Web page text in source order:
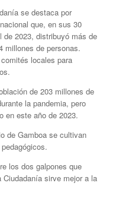
se destaca por
que, en sus 30
2023, distribuyó más de
millones de personas.
locales para
de 203 millones de
la pandemia, pero
en este año de 2023.
de Gamboa se cultivan
los dos galpones que
sirve mejor a la